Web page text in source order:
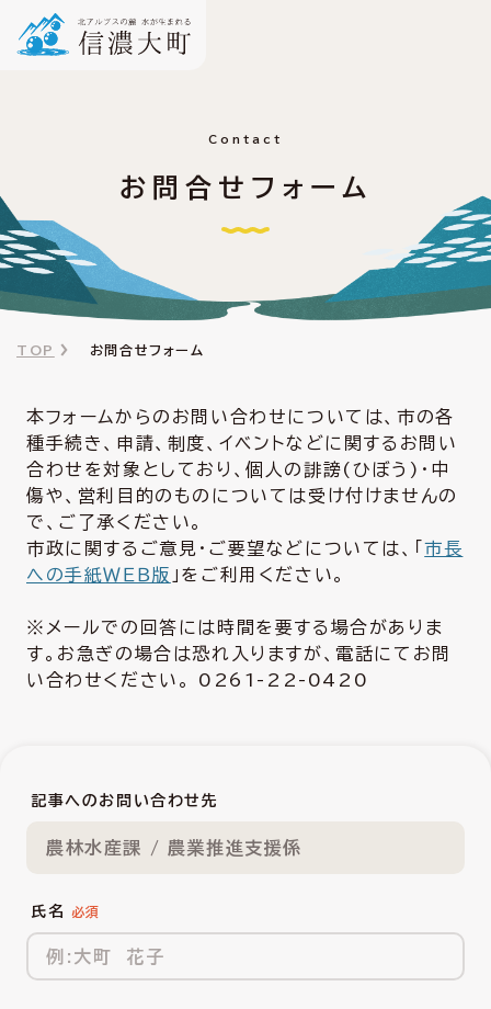
Contact
お問合せフォーム
TOP お問合せフォーム
本フォームからのお問い合わせについては、市の各
種手続き、申請、制度、イベントなどに関するお問い
合わせを対象としており、個人の誹謗(ひぼう)・中
傷や、営利目的のものについては受け付けませんの
で、ご了承ください。
市政に関するご意見・ご要望などについては、「市長
への手紙ＷＥＢ版 」をご利用ください。
※メールでの回答には時間を要する場合がありま
す。お急ぎの場合は恐れ入りますが、電話にてお問
い合わせください。 0261-22-0420
記事へのお問い合わせ先
農林水産課 / 農業推進支援係
氏名